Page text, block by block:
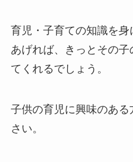
育児・子育ての知識を
あげれば、きっとその子
てくれるでしょう。
子供の育児に興味のあ
さい。